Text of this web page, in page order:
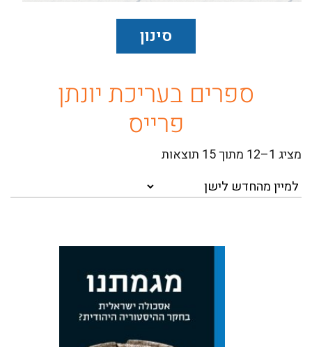
סינון
כל הספרים
רבי מכר
מבצעים
פרסומי החברה ההיסטורית
ספרים בעריכת יונתן
פרייס
מציג 1–12 מתוך 15 תוצאות
Sorted
latest
ההיסטוריה היהודית? (ציון, צא
[תשפ"ו]) הוא כרך-נושא שנתי
של כתב העת 'ציון' המופיע
לכבוד 100 שנים להקמת החברה